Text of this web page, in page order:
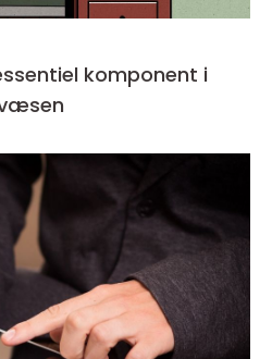
komponent i